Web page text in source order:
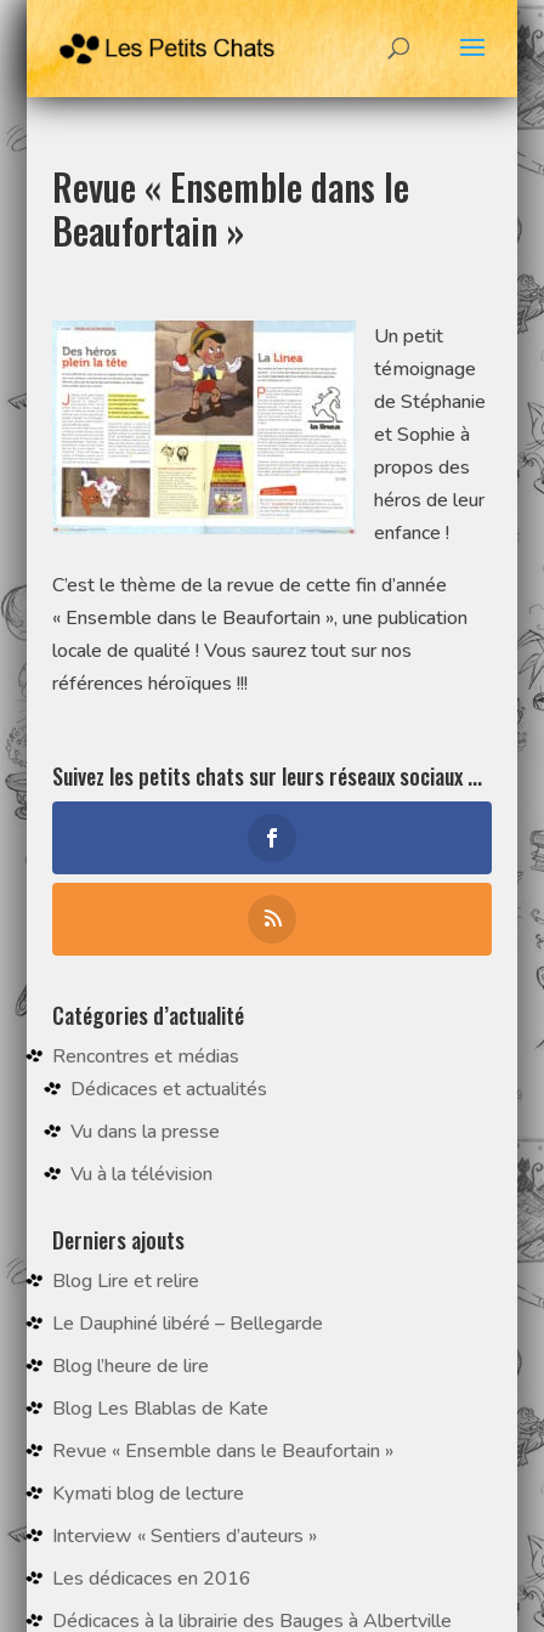
Revue « Ensemble dans le
Beaufortain »
Un petit
témoignage
de Stéphanie
et Sophie à
propos des
héros de leur
enfance !
C’est le thème de la revue de cette fin d’année
« Ensemble dans le Beaufortain », une publication
locale de qualité ! Vous saurez tout sur nos
références héroïques !!!
Suivez les petits chats sur leurs réseaux sociaux ...
Catégories d’actualité
Rencontres et médias
Dédicaces et actualités
Vu dans la presse
Vu à la télévision
Derniers ajouts
Blog Lire et relire
Le Dauphiné libéré – Bellegarde
Blog l’heure de lire
Blog Les Blablas de Kate
Revue « Ensemble dans le Beaufortain »
Kymati blog de lecture
Interview « Sentiers d’auteurs »
Les dédicaces en 2016
Dédicaces à la librairie des Bauges à Albertville